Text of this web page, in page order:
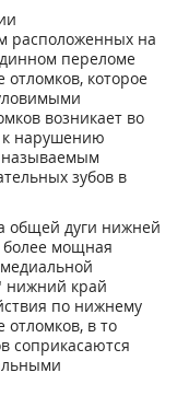
расположенных на
переломе
которое
возникает во
к нарушению
называемым
зубов в
общей дуги нижней
более мощная
нижний край
по нижнему
отломков, в то
соприкасаются